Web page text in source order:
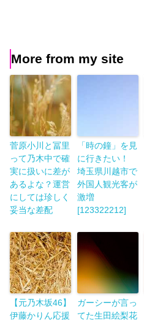
More from my site
菅原小川と冨里
って乃木中で確
実に扱いに差が
あるよな？運営
にしては珍しく
妥当な差配
「時の鐘」を見
に行きたい！
埼玉県川越市で
外国人観光客が
激増
[123322212]
【元乃木坂46】
伊藤かりん応援
ガーシーが言っ
てた生田絵梨花